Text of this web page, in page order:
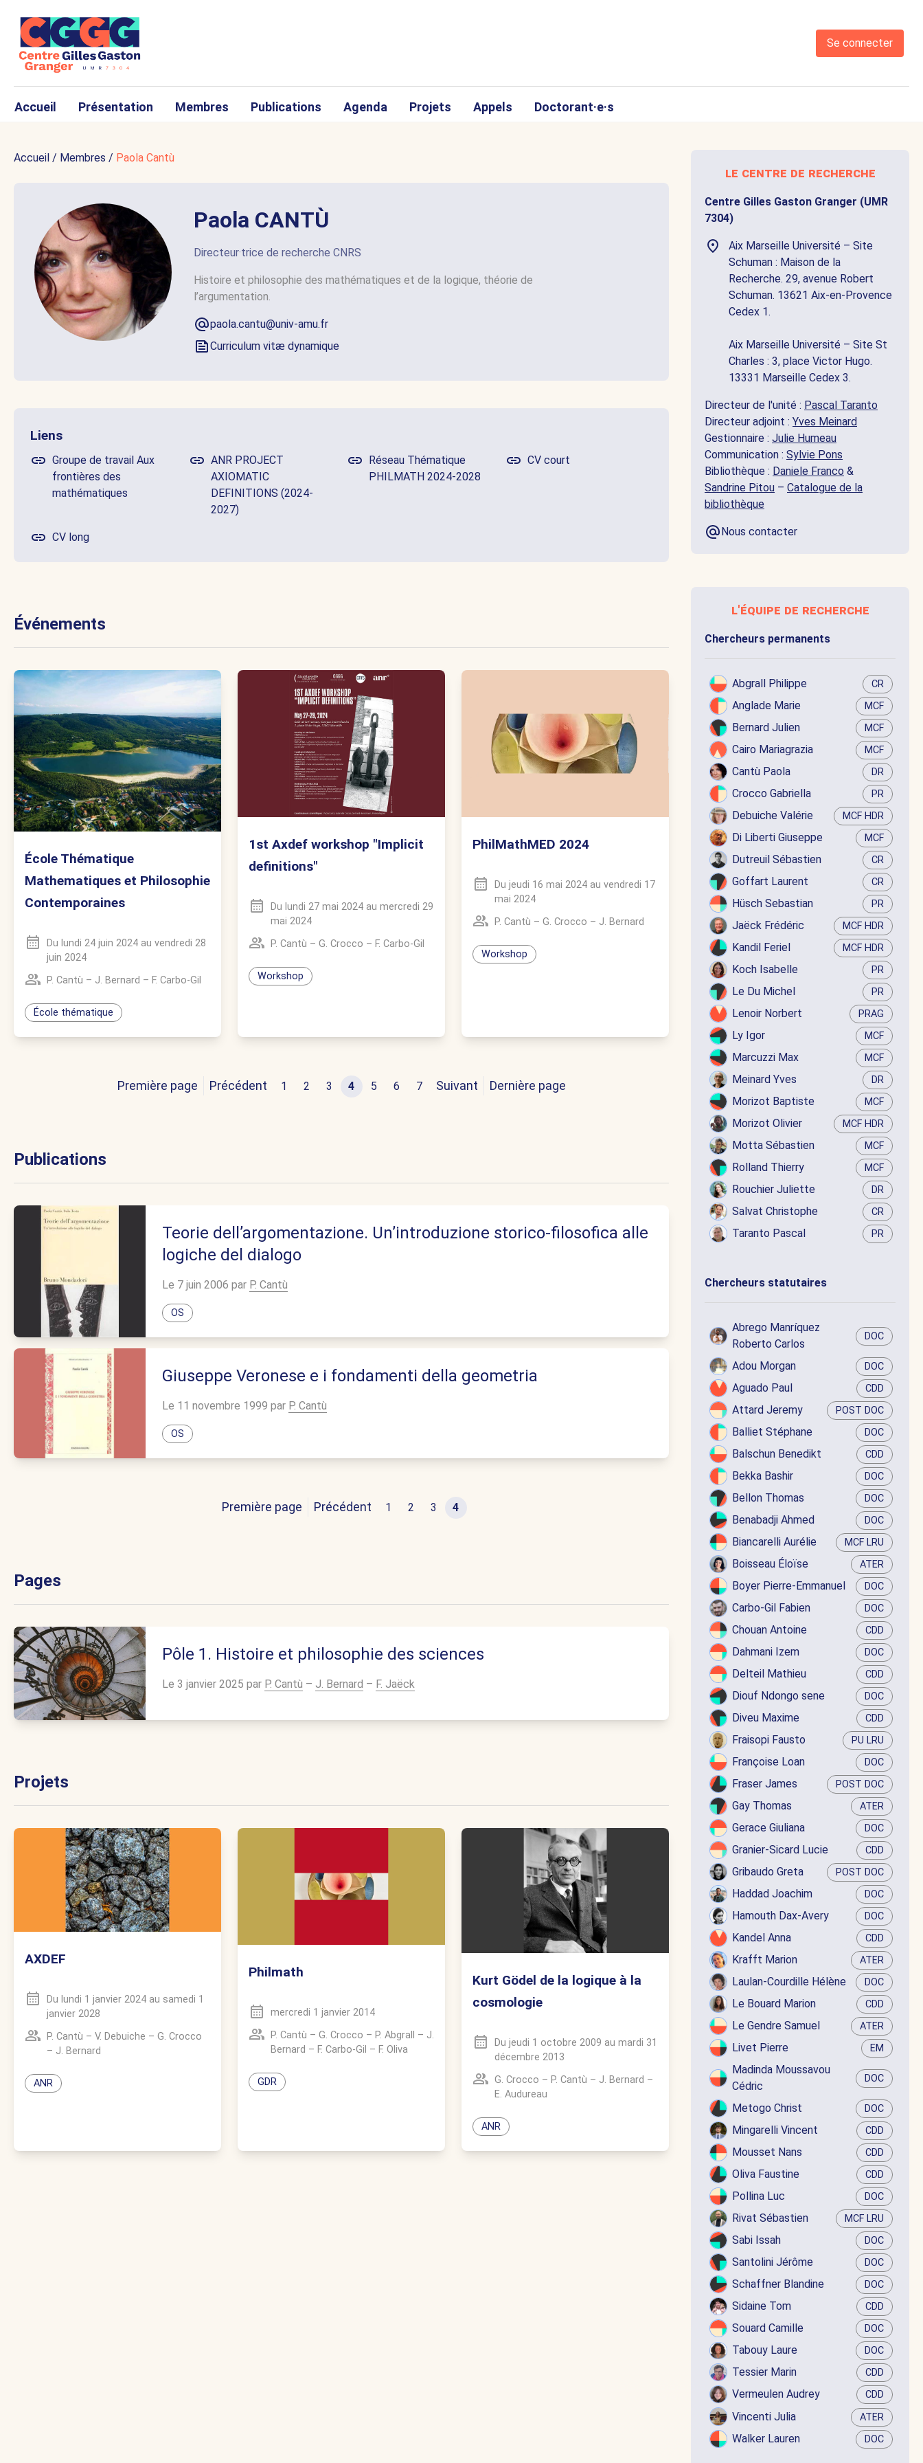
Se connecter
Accueil Présentation Membres Publications Agenda Projets Appels Doctorant·e·s
Accueil / Membres / Paola Cantù
Paola CANTÙ
Directeur·trice de recherche CNRS
Histoire et philosophie des mathématiques et de la logique, théorie de
l’argumentation.
paola.cantu@univ-amu.fr
Curriculum vitæ dynamique
Liens
Groupe de travail Aux
frontières des
mathématiques
ANR PROJECT
AXIOMATIC
DEFINITIONS (2024-
2027)
Réseau Thématique
PHILMATH 2024-2028
CV court
CV long
Événements
École Thématique
Mathematiques et Philosophie
Contemporaines
Du lundi 24 juin 2024 au vendredi 28
juin 2024
P. Cantù – J. Bernard – F. Carbo-Gil
École thématique
1st Axdef workshop "Implicit
definitions"
Du lundi 27 mai 2024 au mercredi 29
mai 2024
P. Cantù – G. Crocco – F. Carbo-Gil
Workshop
PhilMathMED 2024
Du jeudi 16 mai 2024 au vendredi 17
mai 2024
P. Cantù – G. Crocco – J. Bernard
Workshop
Première page Précédent 1 2 3 4 5 6 7 Suivant Dernière page
Publications
Teorie dell’argomentazione. Un’introduzione storico-filosofica alle
logiche del dialogo
Le 7 juin 2006 par P. Cantù
OS
Giuseppe Veronese e i fondamenti della geometria
Le 11 novembre 1999 par P. Cantù
OS
Première page Précédent 1 2 3 4
Pages
Pôle 1. Histoire et philosophie des sciences
Le 3 janvier 2025 par P. Cantù – J. Bernard – F. Jaëck
Projets
AXDEF
Du lundi 1 janvier 2024 au samedi 1
janvier 2028
P. Cantù – V. Debuiche – G. Crocco
– J. Bernard
ANR
Philmath
mercredi 1 janvier 2014
P. Cantù – G. Crocco – P. Abgrall – J.
Bernard – F. Carbo-Gil – F. Oliva
GDR
Kurt Gödel de la logique à la
cosmologie
Du jeudi 1 octobre 2009 au mardi 31
décembre 2013
G. Crocco – P. Cantù – J. Bernard –
E. Audureau
ANR
le centre de recherche
Centre Gilles Gaston Granger (UMR
7304)
Aix Marseille Université – Site
Schuman : Maison de la
Recherche. 29, avenue Robert
Schuman. 13621 Aix-en-Provence
Cedex 1.
Aix Marseille Université – Site St
Charles : 3, place Victor Hugo.
13331 Marseille Cedex 3.
Directeur de l'unité : Pascal Taranto
Directeur adjoint : Yves Meinard
Gestionnaire : Julie Humeau
Communication : Sylvie Pons
Bibliothèque : Daniele Franco &
Sandrine Pitou – Catalogue de la
bibliothèque
Nous contacter
l'équipe de recherche
Chercheurs permanents
Abgrall Philippe CR
Anglade Marie MCF
Bernard Julien MCF
Cairo Mariagrazia MCF
Cantù Paola DR
Crocco Gabriella PR
Debuiche Valérie MCF HDR
Di Liberti Giuseppe MCF
Dutreuil Sébastien CR
Goffart Laurent CR
Hüsch Sebastian PR
Jaëck Frédéric MCF HDR
Kandil Feriel MCF HDR
Koch Isabelle PR
Le Du Michel PR
Lenoir Norbert PRAG
Ly Igor MCF
Marcuzzi Max MCF
Meinard Yves DR
Morizot Baptiste MCF
Morizot Olivier MCF HDR
Motta Sébastien MCF
Rolland Thierry MCF
Rouchier Juliette DR
Salvat Christophe CR
Taranto Pascal PR
Chercheurs statutaires
Abrego Manríquez
Roberto Carlos
DOC
Adou Morgan DOC
Aguado Paul CDD
Attard Jeremy POST DOC
Balliet Stéphane DOC
Balschun Benedikt CDD
Bekka Bashir DOC
Bellon Thomas DOC
Benabadji Ahmed DOC
Biancarelli Aurélie MCF LRU
Boisseau Éloïse ATER
Boyer Pierre-Emmanuel DOC
Carbo-Gil Fabien DOC
Chouan Antoine CDD
Dahmani Izem DOC
Delteil Mathieu CDD
Diouf Ndongo sene DOC
Diveu Maxime CDD
Fraisopi Fausto PU LRU
Françoise Loan DOC
Fraser James POST DOC
Gay Thomas ATER
Gerace Giuliana DOC
Granier-Sicard Lucie CDD
Gribaudo Greta POST DOC
Haddad Joachim DOC
Hamouth Dax-Avery DOC
Kandel Anna CDD
Krafft Marion ATER
Laulan-Courdille Hélène DOC
Le Bouard Marion CDD
Le Gendre Samuel ATER
Livet Pierre EM
Madinda Moussavou
Cédric
DOC
Metogo Christ DOC
Mingarelli Vincent CDD
Mousset Nans CDD
Oliva Faustine CDD
Pollina Luc DOC
Rivat Sébastien MCF LRU
Sabi Issah DOC
Santolini Jérôme DOC
Schaffner Blandine DOC
Sidaine Tom CDD
Souard Camille DOC
Tabouy Laure DOC
Tessier Marin CDD
Vermeulen Audrey CDD
Vincenti Julia ATER
Walker Lauren DOC